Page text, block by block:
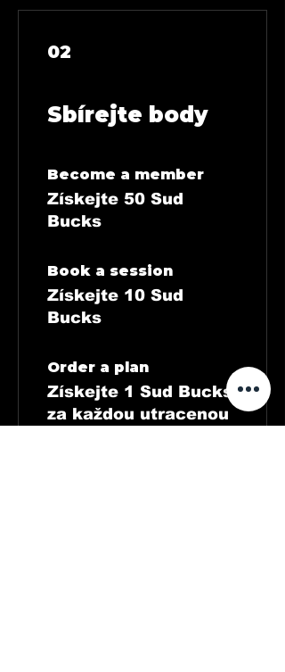
02
Sbírejte body
Become a member
Získejte 50 Sud
Bucks
Book a session
Získejte 10 Sud
Bucks
Order a plan
Získejte 1 Sud Bucks
za každou utracenou